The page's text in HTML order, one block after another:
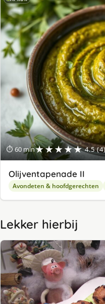
⏱ 60 min★★★★★ 4.5
Olijventapenade II
Avondeten & hoofdgerechten
Lekker hierbij